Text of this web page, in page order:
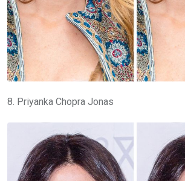
8. Priyanka Chopra Jonas